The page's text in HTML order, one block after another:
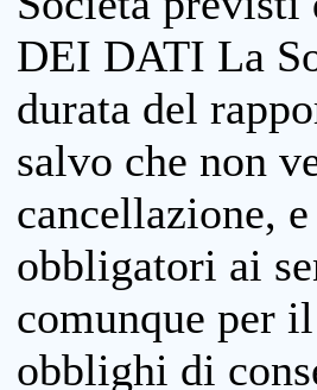
DEI DATI La
durata del
salvo che non
cancellazione,
obbligatori ai
comunque per
obblighi di